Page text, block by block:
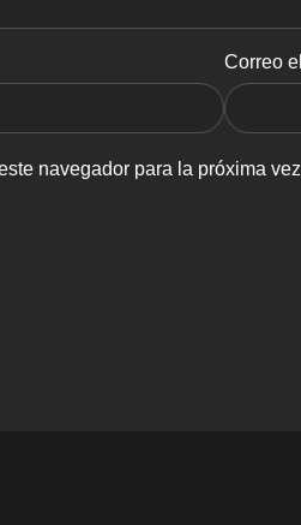
Correo
navegador para la próxima